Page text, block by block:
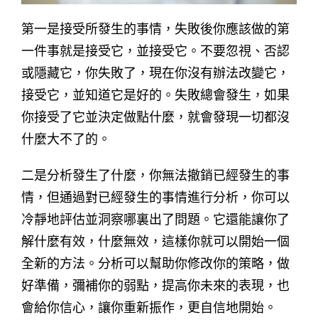
第一是接受所發生的事情，失敗後你應該做的第
一件事就是接受它，並接受它。不要忽視、否認
或隱藏它，你失敗了，現在你沒有辦法改變它，
接受它，並知道它是好的。失敗總會發生，如果
你接受了它並決定做點什麼，就會發現一切都沒
什麼大不了的。
二是分析發生了什麼，你無法撤銷已經發生的事
情，但通過對已經發生的事情進行分析，你可以
冷靜地評估並洞察哪裏出了問題。它還能讓你了
解什麼有效，什麼無效，這樣你就可以開始一個
全新的方法。分析可以幫助你修改你的策略，做
好準備，彌補你的弱點，提高你未來的表現，也
會給你信心，讓你重新振作，更自信地開始。